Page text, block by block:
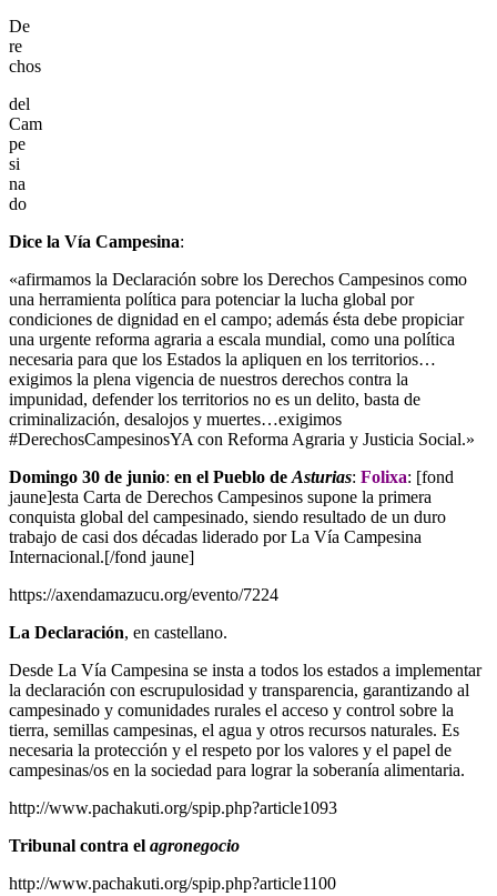
De
re
chos
del
Cam
pe
si
na
do
Dice la Vía Campesina:
«afirmamos la Declaración sobre los Derechos Campesinos como
una herramienta política para potenciar la lucha global por
condiciones de dignidad en el campo; además ésta debe propiciar
una urgente reforma agraria a escala mundial, como una política
necesaria para que los Estados la apliquen en los territorios…
exigimos la plena vigencia de nuestros derechos contra la
impunidad, defender los territorios no es un delito, basta de
criminalización, desalojos y muertes…exigimos
#DerechosCampesinosYA con Reforma Agraria y Justicia Social.»
Domingo 30 de junio: en el Pueblo de Asturias: Folixa: [fond
jaune]esta Carta de Derechos Campesinos supone la primera
conquista global del campesinado, siendo resultado de un duro
trabajo de casi dos décadas liderado por La Vía Campesina
Internacional.[/fond jaune]
https://axendamazucu.org/evento/7224
La Declaración, en castellano.
Desde La Vía Campesina se insta a todos los estados a implementar
la declaración con escrupulosidad y transparencia, garantizando al
campesinado y comunidades rurales el acceso y control sobre la
tierra, semillas campesinas, el agua y otros recursos naturales. Es
necesaria la protección y el respeto por los valores y el papel de
campesinas/os en la sociedad para lograr la soberanía alimentaria.
http://www.pachakuti.org/spip.php?article1093
Tribunal contra el agronegocio
http://www.pachakuti.org/spip.php?article1100